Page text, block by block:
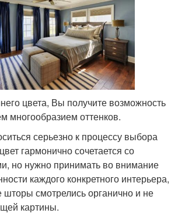
цвета, Вы получите возможность
многообразием оттенков.
серьезно к процессу выбора
гармонично сочетается со
но нужно принимать во внимание
каждого конкретного интерьера,
смотрелись органично и не
картины.